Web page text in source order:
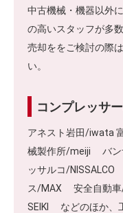
中古機械・機器以外
の高いスタッフが多
売却ををご検討の際
い。
コンプレッサ
アネスト岩田/iwata
械製作所/meiji バ
ッサルコ/
ス/MAX 安全自動車
SEIKI などのほか、